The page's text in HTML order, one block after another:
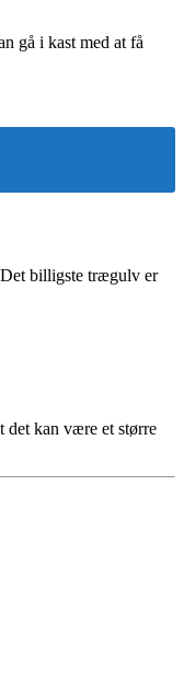
gå i kast med at få
billigste trægulv er
det kan være et større